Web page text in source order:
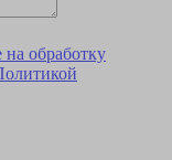
на обработку